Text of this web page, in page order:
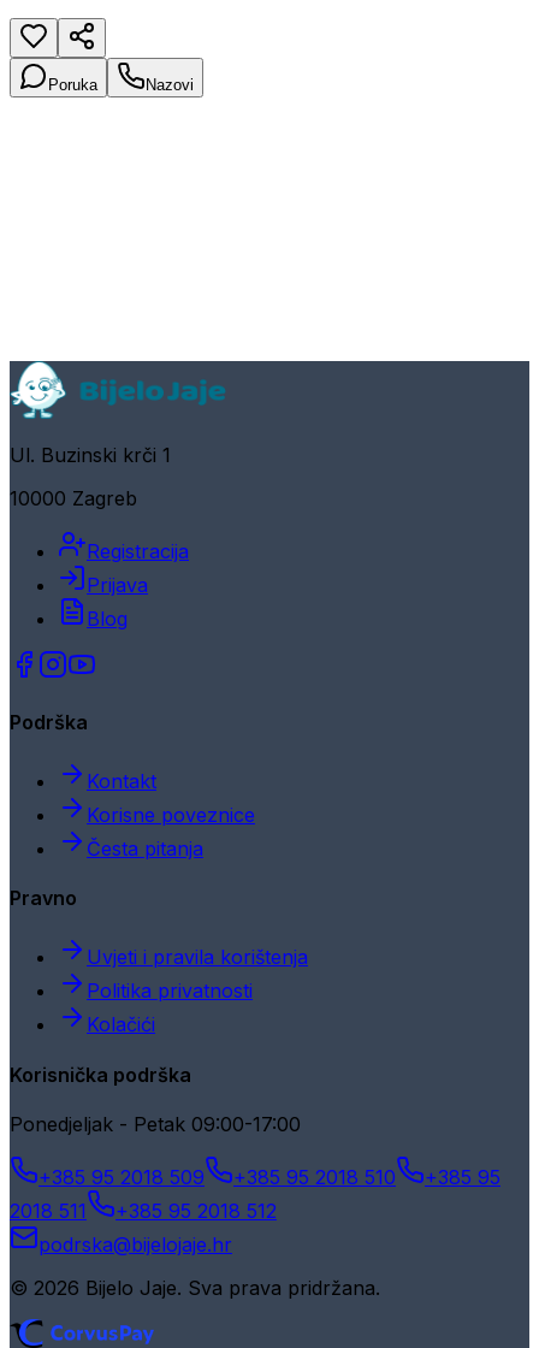
Poruka Nazovi
Ul. Buzinski krči 1
10000 Zagreb
Registracija
Prijava
Blog
Podrška
Kontakt
Korisne poveznice
Česta pitanja
Pravno
Uvjeti i pravila korištenja
Politika privatnosti
Kolačići
Korisnička podrška
Ponedjeljak - Petak 09:00-17:00
+385 95 2018 509 +385 95 2018 510
+385 95
2018 511
+385 95 2018 512
podrska@bijelojaje.hr
© 2026 Bijelo Jaje. Sva prava pridržana.